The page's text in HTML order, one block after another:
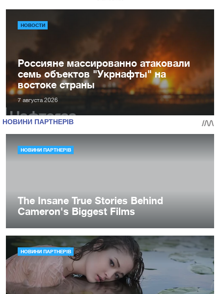
НОВОСТИ
Россияне массированно атаковали
семь объектов "Укрнафты" на
востоке страны
7 августа 2026